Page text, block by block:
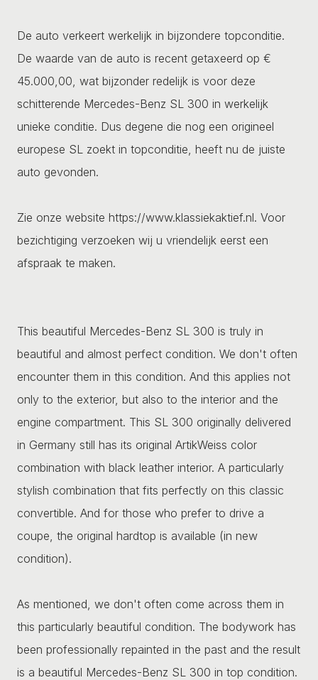
De auto verkeert werkelijk in bijzondere topconditie.
De waarde van de auto is recent getaxeerd op €
45.000,00, wat bijzonder redelijk is voor deze
schitterende Mercedes-Benz SL 300 in werkelijk
unieke conditie. Dus degene die nog een origineel
europese SL zoekt in topconditie, heeft nu de juiste
auto gevonden.
Zie onze website https://www.klassiekaktief.nl. Voor
bezichtiging verzoeken wij u vriendelijk eerst een
afspraak te maken.
This beautiful Mercedes-Benz SL 300 is truly in
beautiful and almost perfect condition. We don't often
encounter them in this condition. And this applies not
only to the exterior, but also to the interior and the
engine compartment. This SL 300 originally delivered
in Germany still has its original ArtikWeiss color
combination with black leather interior. A particularly
stylish combination that fits perfectly on this classic
convertible. And for those who prefer to drive a
coupe, the original hardtop is available (in new
condition).
As mentioned, we don't often come across them in
this particularly beautiful condition. The bodywork has
been professionally repainted in the past and the result
is a beautiful Mercedes-Benz SL 300 in top condition.